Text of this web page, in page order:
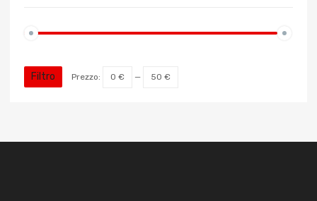
Filtro Prezzo: 0 € — 50 €